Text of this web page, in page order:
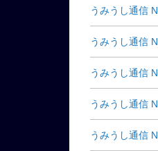
うみうし通信
うみうし通信
うみうし通信
うみうし通信
うみうし通信